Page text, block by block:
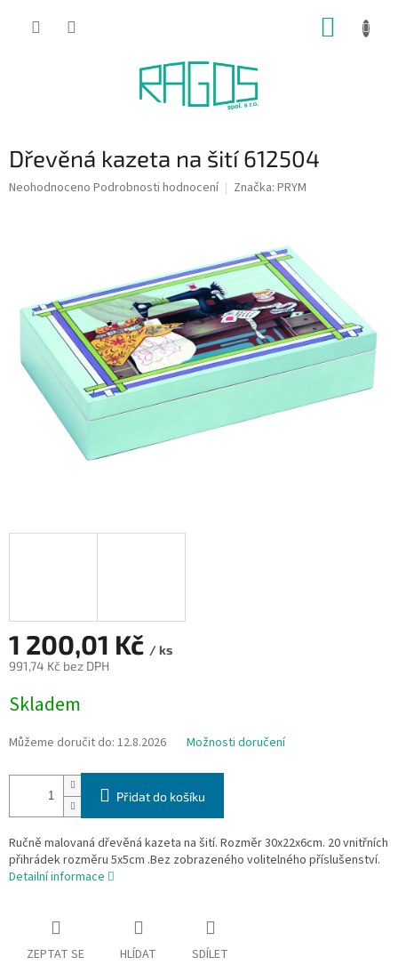
Dřevěná kazeta na šití 612504
Průměrné
hvězdiček.
Neohodnoceno Podrobnosti hodnocení Značka: PRYM
1 200,01 Kč / ks
991,74 Kč bez DPH
cena:
Skladem
Můžeme doručit do: 12.8.2026 Možnosti doručení
Přidat do košíku
Ručně malovaná dřevěná kazeta na šití. Rozměr 30x22x6cm. 20 vnitřních
přihrádek rozměru 5x5cm .Bez zobrazeného volitelného příslušenství.
Detailní informace
ZEPTAT SE HLÍDAT SDÍLET